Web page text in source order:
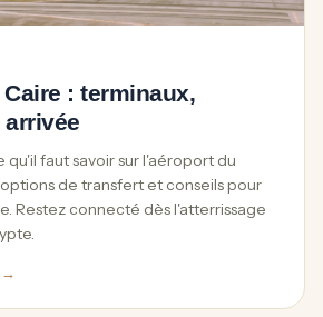
: terminaux,
faut savoir sur l'aéroport du
de transfert et conseils pour
Restez connecté dès l'atterrissage
→